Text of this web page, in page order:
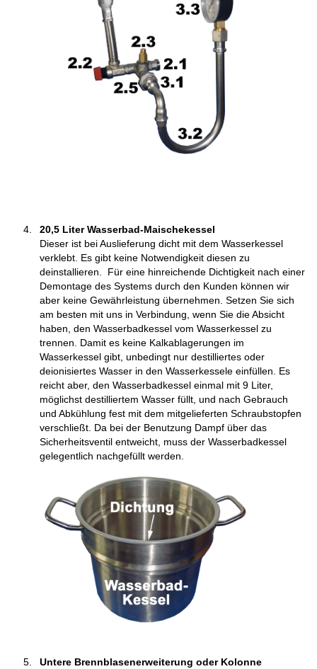
20,5 Liter Wasserbad-Maischekessel
Dieser ist bei Auslieferung dicht mit dem Wasserkessel
verklebt. Es gibt keine Notwendigkeit diesen zu
deinstallieren. Für eine hinreichende Dichtigkeit nach einer
Demontage des Systems durch den Kunden können wir
aber keine Gewährleistung übernehmen. Setzen Sie sich
am besten mit uns in Verbindung, wenn Sie die Absicht
haben, den Wasserbadkessel vom Wasserkessel zu
trennen. Damit es keine Kalkablagerungen im
Wasserkessel gibt, unbedingt nur destilliertes oder
deionisiertes Wasser in den Wasserkessele einfüllen. Es
reicht aber, den Wasserbadkessel einmal mit 9 Liter,
möglichst destilliertem Wasser füllt, und nach Gebrauch
und Abkühlung fest mit dem mitgelieferten Schraubstopfen
verschließt. Da bei der Benutzung Dampf über das
Sicherheitsventil entweicht, muss der Wasserbadkessel
gelegentlich nachgefüllt werden.
Untere Brennblasenerweiterung oder Kolonne